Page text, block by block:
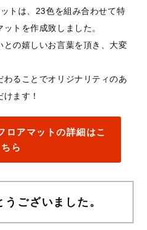
トは、23色を組み合わせて特
トを作成致しました。
の嬉しいお言葉を頂き、大変
ることでオリジナリティのあ
ます！
ロアマットの詳細はこ
ちら
ございました。